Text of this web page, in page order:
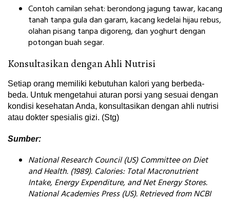
Contoh camilan sehat: berondong jagung tawar, kacang
tanah tanpa gula dan garam, kacang kedelai hijau rebus,
olahan pisang tanpa digoreng, dan yoghurt dengan
potongan buah segar.
Konsultasikan dengan Ahli Nutrisi
Setiap orang memiliki kebutuhan kalori yang berbeda-
beda. Untuk mengetahui aturan porsi yang sesuai dengan
kondisi kesehatan Anda, konsultasikan dengan ahli nutrisi
atau dokter spesialis gizi. (Stg)
Sumber:
National Research Council (US) Committee on Diet
and Health. (1989). Calories: Total Macronutrient
Intake, Energy Expenditure, and Net Energy Stores.
National Academies Press (US). Retrieved from NCBI